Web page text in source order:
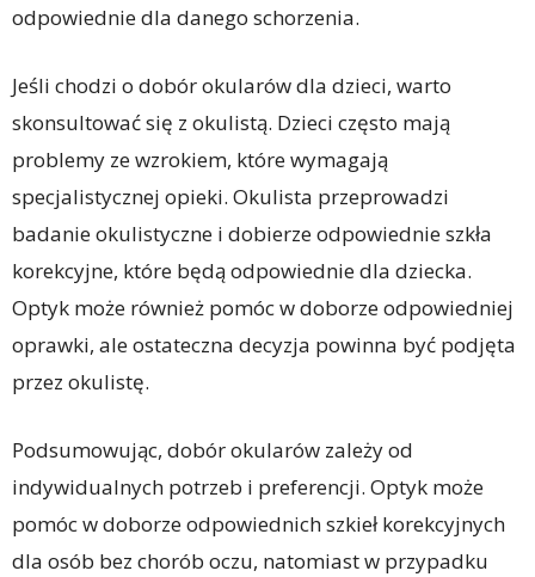
odpowiednie dla danego schorzenia.
Jeśli chodzi o dobór okularów dla dzieci, warto
skonsultować się z okulistą. Dzieci często mają
problemy ze wzrokiem, które wymagają
specjalistycznej opieki. Okulista przeprowadzi
badanie okulistyczne i dobierze odpowiednie szkła
korekcyjne, które będą odpowiednie dla dziecka.
Optyk może również pomóc w doborze odpowiedniej
oprawki, ale ostateczna decyzja powinna być podjęta
przez okulistę.
Podsumowując, dobór okularów zależy od
indywidualnych potrzeb i preferencji. Optyk może
pomóc w doborze odpowiednich szkieł korekcyjnych
dla osób bez chorób oczu, natomiast w przypadku